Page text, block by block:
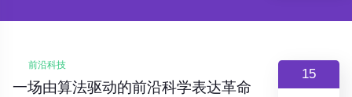
15
前沿科技
一场由算法驱动的前沿科学表达革命